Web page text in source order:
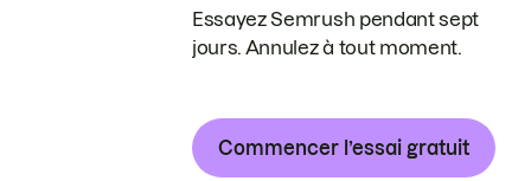
Essayez Semrush pendant sept
jours. Annulez à tout moment.
Commencer l’essai gratuit